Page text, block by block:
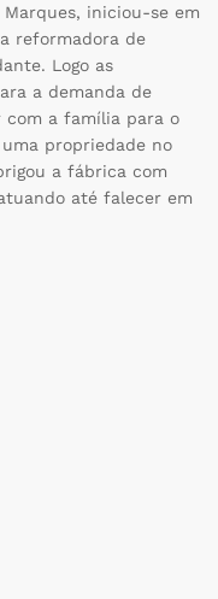
iniciou-se em
reformadora de
Logo as
a demanda de
com a família para o
propriedade no
a fábrica com
até falecer em